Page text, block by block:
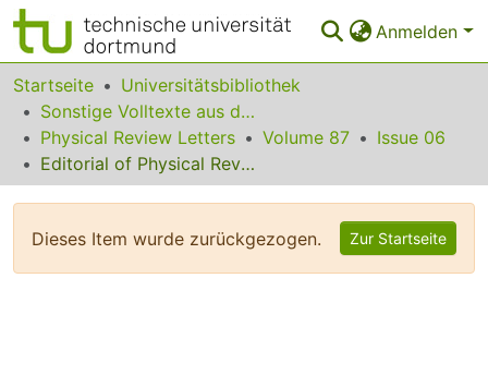
Anmelden
Bereiche & Sammlungen
Das gesamte Repositorium
Statistiken
Startseite
Universitätsbibliothek
Sonstige Volltexte aus dem Bibliotheksangebot
Physical Review Letters
Volume 87
Issue 06
Editorial of Physical Review Letters Volume 87
Dieses Item wurde zurückgezogen. Zur Startseite